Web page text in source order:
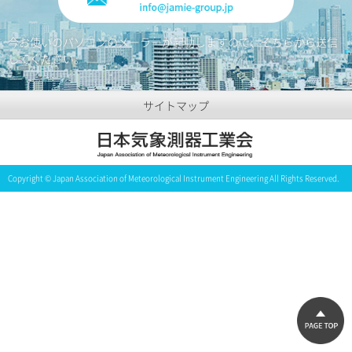
今お使いのパソコンのメーラーが起動しますので、そちらから送信
してください。
サイトマップ
Copyright © Japan Association of Meteorological Instrument Engineering All Rights Reserved.